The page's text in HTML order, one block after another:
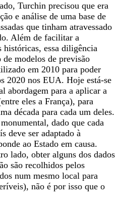
Turchin precisou que era
e análise de uma base de
que tinham atravessado
Além de facilitar a
históricas, essa diligência
modelos de previsão
em 2010 para poder
2020 nos EUA. Hoje está-se
abordagem para a aplicar a
eles a França), para
década para cada um deles.
dado que cada
deve ser adaptado à
ao Estado em causa.
lado, obter alguns dos dados
são recolhidos pelos
num mesmo local para
não é por isso que o